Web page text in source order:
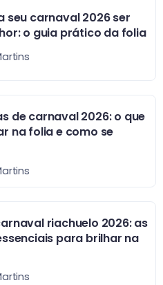
seu carnaval 2026 ser
o guia prático da folia
de carnaval 2026: o que
na folia e como se
riachuelo 2026: as
para brilhar na